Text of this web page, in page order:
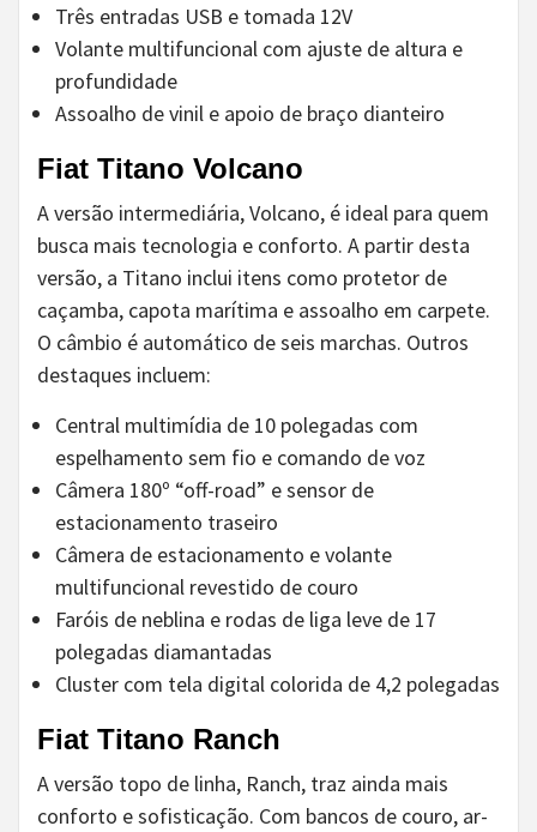
Três entradas USB e tomada 12V
Volante multifuncional com ajuste de altura e
profundidade
Assoalho de vinil e apoio de braço dianteiro
Fiat Titano Volcano
A versão intermediária, Volcano, é ideal para quem
busca mais tecnologia e conforto. A partir desta
versão, a Titano inclui itens como protetor de
caçamba, capota marítima e assoalho em carpete.
O câmbio é automático de seis marchas. Outros
destaques incluem:
Central multimídia de 10 polegadas com
espelhamento sem fio e comando de voz
Câmera 180º “off-road” e sensor de
estacionamento traseiro
Câmera de estacionamento e volante
multifuncional revestido de couro
Faróis de neblina e rodas de liga leve de 17
polegadas diamantadas
Cluster com tela digital colorida de 4,2 polegadas
Fiat Titano Ranch
A versão topo de linha, Ranch, traz ainda mais
conforto e sofisticação. Com bancos de couro, ar-